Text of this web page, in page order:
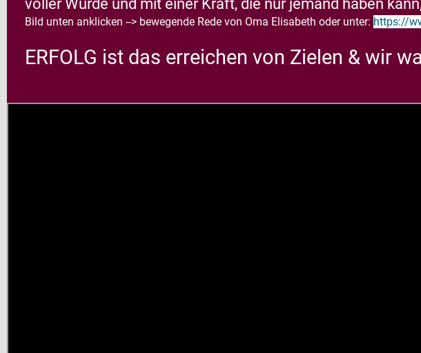
Bild unten anklicken --> bewegende Rede von Oma Elisabeth oder unter: https://
ERFOLG ist das erreichen von Zielen & wir